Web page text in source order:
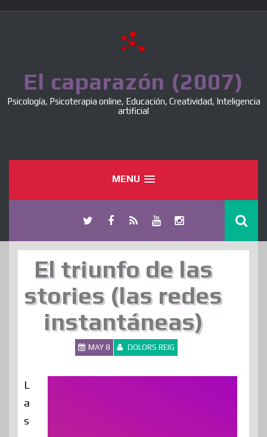
El caparazón (2007)
Psicología, Psicoterapia online, Educación, Creatividad, Inteligencia
artificial
MENU
El triunfo de las
stories (las redes
instantáneas)
MAY 8 DOLORS REIG
L
a
s